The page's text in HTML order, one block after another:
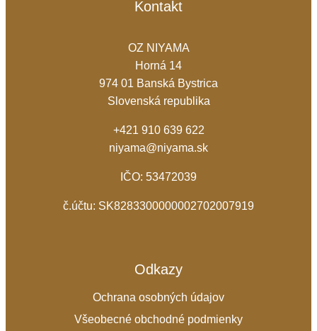
Kontakt
OZ NIYAMA
Horná 14
974 01 Banská Bystrica
Slovenská republika
+421 910 639 622
niyama@niyama.sk
IČO: 53472039
č.účtu: SK8283300000002702007919
Odkazy
Ochrana osobných údajov
Všeobecné obchodné podmienky